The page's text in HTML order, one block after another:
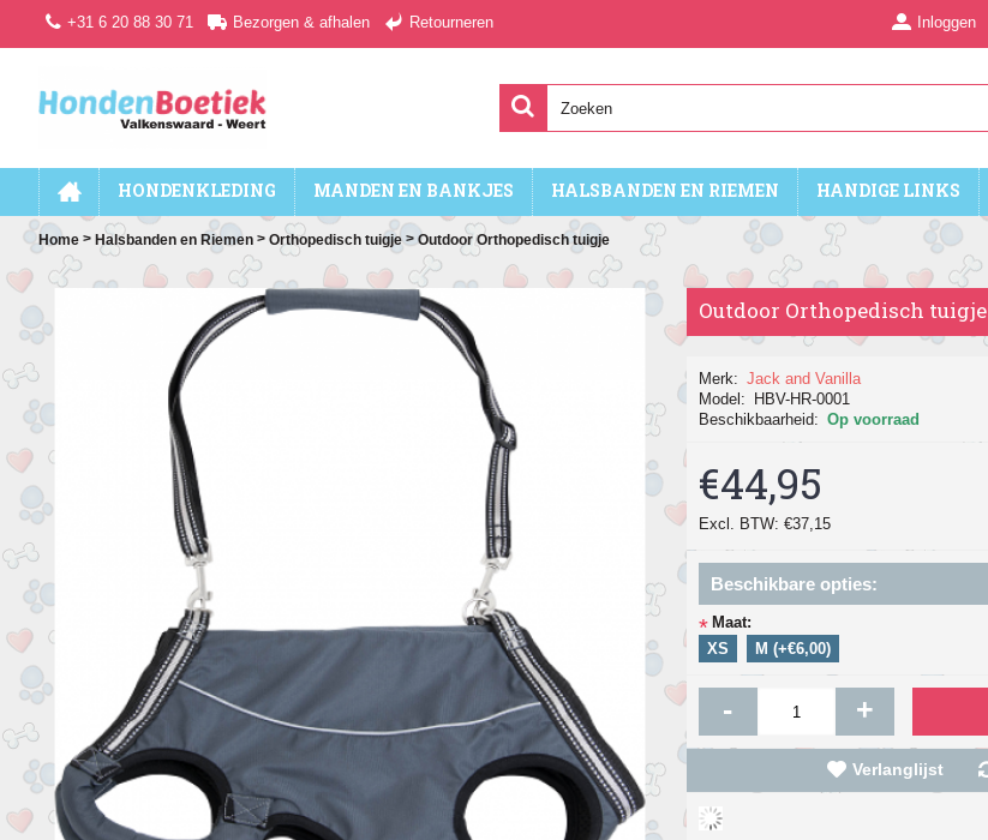
+31 6 20 88 30 71 Bezorgen & afhalen Retourneren Inloggen
HONDENKLEDING MANDEN EN BANKJES HALSBANDEN EN RIEMEN HANDIGE LINKS
Home > Halsbanden en Riemen > Orthopedisch tuigje > Outdoor Orthopedisch tuigje
Outdoor Orthopedisch tuigje
Merk: Jack and Vanilla
Model:
HBV-HR-0001
Beschikbaarheid: Op voorraad
€44,95
Excl. BTW: €37,15
Beschikbare opties:
* Maat:
XS
M (+€6,00)
- +
Verlanglijst